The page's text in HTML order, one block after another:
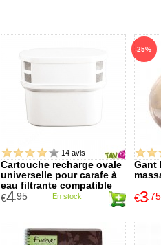
Cartouche recharge ovale
universelle pour carafe à
eau filtrante compatible
Brita Maxtra
€4 .95 En stock
14 avis
Gant
-25%
€3.75